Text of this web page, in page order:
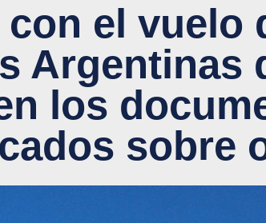
el vuelo
Argentinas
los
sobre